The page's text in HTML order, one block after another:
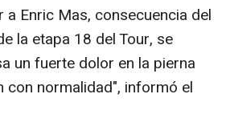
Enric Mas, consecuencia del
la etapa 18 del Tour, se
un fuerte dolor en la pierna
con normalidad", informó el